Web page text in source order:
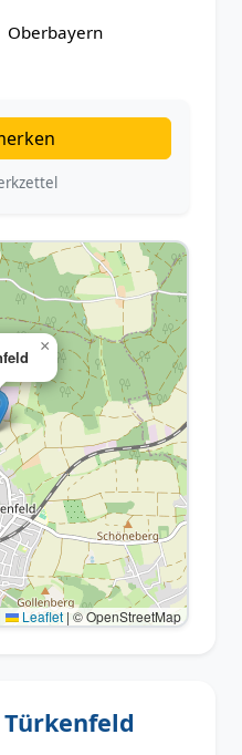
Oberbayern
×
Leaflet |© OpenStreetMap